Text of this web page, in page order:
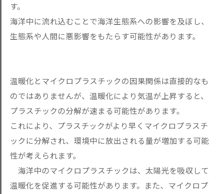
す。
海洋中に流れ込むことで海洋生態系への影響を及ぼし、
生態系や人間に悪影響をもたらす可能性があります。
温暖化とマイクロプラスチックの因果関係は直接的なも
のではありませんが、温暖化により気温が上昇すると、
プラスチックの分解が速まる可能性があります。
これにより、プラスチックがより早くマイクロプラスチ
ックに分解され、環境中に放出される量が増加する可能
性が考えられます。
海洋中のマイクロプラスチックは、太陽光を吸収して
温暖化を促進する可能性があります。また、マイクロプ